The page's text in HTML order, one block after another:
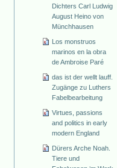
Dichters Carl Ludwig
August Heino von
Münchhausen
Los monstruos
marinos en la obra
de Ambroise Paré
das ist der wellt lauff.
Zugänge zu Luthers
Fabelbearbeitung
Virtues, passions
and politics in early
modern England
Dürers Arche Noah.
Tiere und